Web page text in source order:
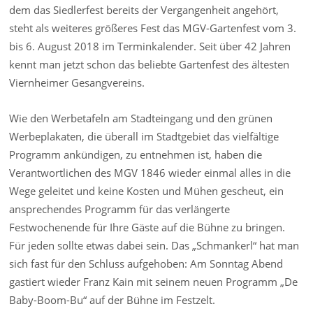
dem das Siedlerfest bereits der Vergangenheit angehört,
steht als weiteres größeres Fest das MGV-Gartenfest vom 3.
bis 6. August 2018 im Terminkalender. Seit über 42 Jahren
kennt man jetzt schon das beliebte Gartenfest des ältesten
Viernheimer Gesangvereins.
Wie den Werbetafeln am Stadteingang und den grünen
Werbeplakaten, die überall im Stadtgebiet das vielfältige
Programm ankündigen, zu entnehmen ist, haben die
Verantwortlichen des MGV 1846 wieder einmal alles in die
Wege geleitet und keine Kosten und Mühen gescheut, ein
ansprechendes Programm für das verlängerte
Festwochenende für Ihre Gäste auf die Bühne zu bringen.
Für jeden sollte etwas dabei sein. Das „Schmankerl“ hat man
sich fast für den Schluss aufgehoben: Am Sonntag Abend
gastiert wieder Franz Kain mit seinem neuen Programm „De
Baby-Boom-Bu“ auf der Bühne im Festzelt.